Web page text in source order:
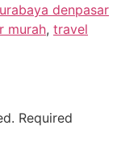
denpasar
murah, travel
Required